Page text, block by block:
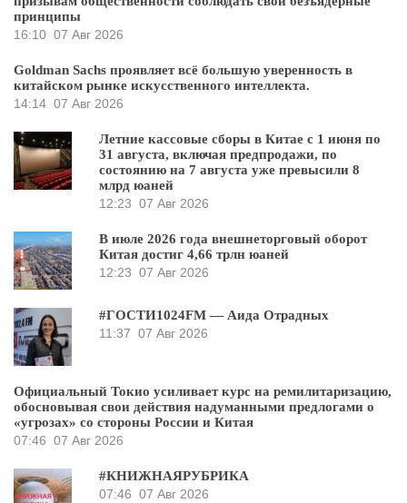
принципы
16:10 07 Авг 2026
Goldman Sachs проявляет всё большую уверенность в
китайском рынке искусственного интеллекта.
14:14 07 Авг 2026
Летние кассовые сборы в Китае с 1 июня по
31 августа, включая предпродажи, по
состоянию на 7 августа уже превысили 8
млрд юаней
12:23 07 Авг 2026
В июле 2026 года внешнеторговый оборот
Китая достиг 4,66 трлн юаней
12:23 07 Авг 2026
#ГОСТИ1024FM — Аида Отрадных
11:37 07 Авг 2026
Официальный Токио усиливает курс на ремилитаризацию,
обосновывая свои действия надуманными предлогами о
«угрозах» со стороны России и Китая
07:46 07 Авг 2026
#КНИЖНАЯРУБРИКА
07:46 07 Авг 2026